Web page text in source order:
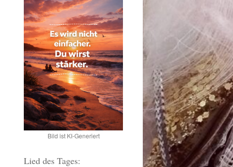
Bild ist KI-Generiert
Lied des Tages: